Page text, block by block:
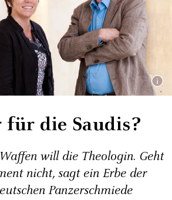
für die Saudis?
will die Theologin. Geht
nicht, sagt ein Erbe der
Panzerschmiede